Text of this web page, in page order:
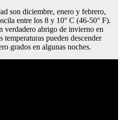
son diciembre, enero y febrero,
entre los 8 y 10° C (46-50° F).
verdadero abrigo de invierno en
pueden descender
grados en algunas noches.